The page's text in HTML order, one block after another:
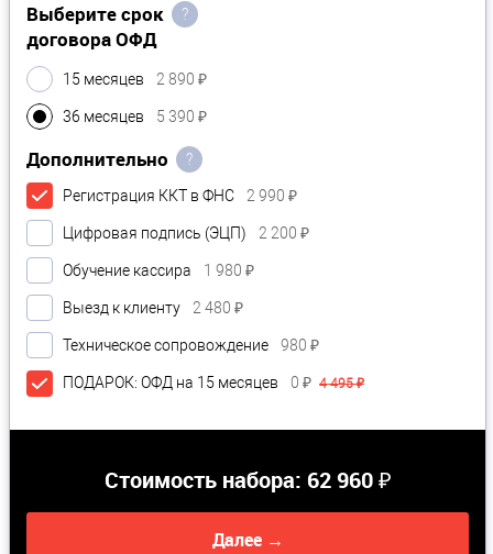
?
Выберите срок
договора ОФД
15 месяцев 2 890 ₽
36 месяцев 5 390 ₽
?
Дополнительно
Регистрация ККТ в ФНС 2 990 ₽
Цифровая подпись (ЭЦП) 2 200 ₽
Обучение кассира 1 980 ₽
Выезд к клиенту 2 480 ₽
Техническое сопровождение 980 ₽
ПОДАРОК: ОФД на 15 месяцев 0 ₽ 4 495 ₽
Стоимость набора: 62 960 ₽
Далее →